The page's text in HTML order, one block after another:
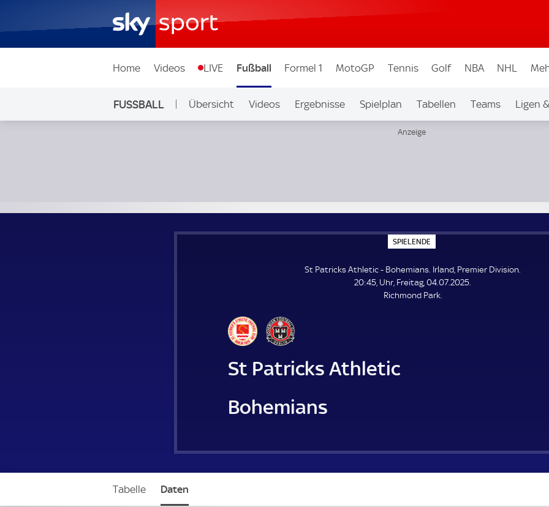
Home Videos LIVE Fußball Formel 1 MotoGP Tennis Golf NBA NHL
FUSSBALL Übersicht Videos Ergebnisse Spielplan Tabellen Teams Ligen
SPIELENDE
P
E
L
E
N
St Patricks Athletic - Bohemians. Irland, Premier Division.
20:45, Uhr, Freitag, 04.07.2025.
Richmond Park.
St Patricks Athletic
Bohemians
Tabelle Daten